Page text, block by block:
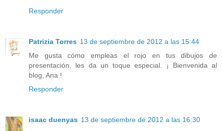
Responder
Patrizia Torres 13 de septiembre de 2012 a las 15:44
Me gusta cómo empleas el rojo en tus dibujos de
presentación, les da un toque especial. ¡ Bienvenida al
blog, Ana !
Responder
isaac duenyas 13 de septiembre de 2012 a las 16:30